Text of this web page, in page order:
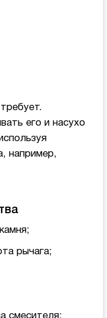
его и насухо
например,
рычага;
смесителя;